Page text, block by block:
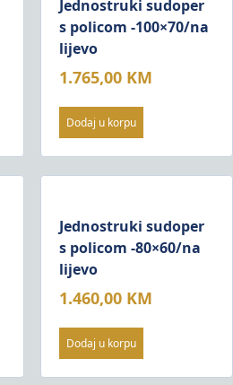
Jednostruki sudoper
s policom -100×70/na
lijevo
1.765,00 KM
Dodaj u korpu
Jednostruki sudoper
s policom -80×60/na
lijevo
1.460,00 KM
Dodaj u korpu